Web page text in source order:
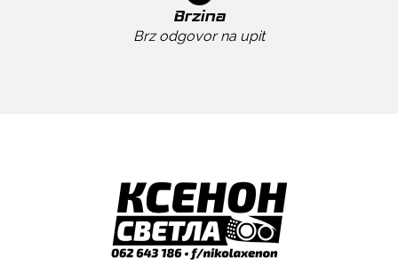
Brzina
Brz odgovor na upit